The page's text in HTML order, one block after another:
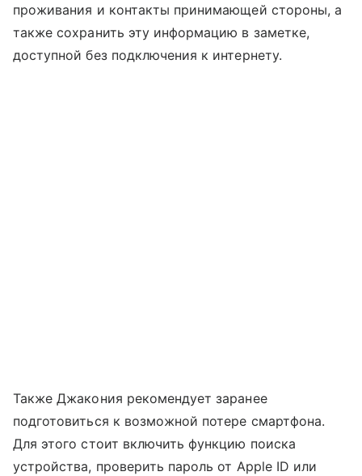
проживания и контакты принимающей стороны, а
также сохранить эту информацию в заметке,
доступной без подключения к интернету.
Также Джакония рекомендует заранее
подготовиться к возможной потере смартфона.
Для этого стоит включить функцию поиска
устройства, проверить пароль от Apple ID или